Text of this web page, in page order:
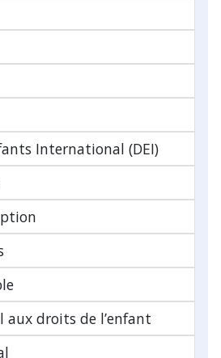
International (DEI)
aux droits de l’enfant